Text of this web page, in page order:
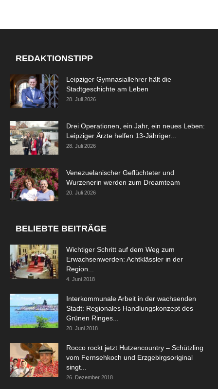
REDAKTIONSTIPP
Leipziger Gymnasiallehrer hält die
Stadtgeschichte am Leben
28. Juli 2026
Drei Operationen, ein Jahr, ein neues Leben:
Leipziger Ärzte helfen 13-Jähriger...
28. Juli 2026
Venezuelanischer Geflüchteter und
Wurzenerin werden zum Dreamteam
20. Juli 2026
BELIEBTE BEITRÄGE
Wichtiger Schritt auf dem Weg zum
Erwachsenwerden: Achtklässler in der
Region...
4. Juni 2018
Interkommunale Arbeit in der wachsenden
Stadt: Regionales Handlungskonzept des
Grünen Ringes...
20. Juni 2018
Rocco rockt jetzt Hutzencountry – Schützling
vom Fernsehkoch und Erzgebirgsoriginal
singt...
26. Dezember 2018